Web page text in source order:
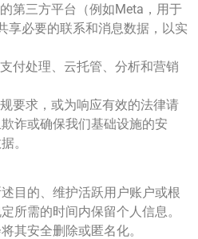
第三方平台（例如Meta，用于
享必要的联系和消息数据，以实
付处理、云托管、分析和营销
要求，或为响应有效的法律请
诈或确保我们基础设施的安
。
目的、维护活跃用户账户或根
所需的时间内保留个人信息。
其安全删除或匿名化。